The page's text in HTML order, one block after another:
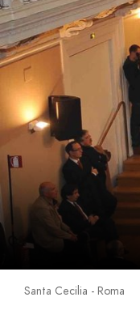
Santa Cecilia - Roma